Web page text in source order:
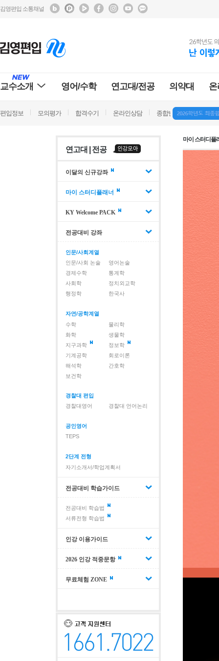
김영편입 소통채널
교수소개 영어/수학 연고대/전공 의약대
편입정보 모의평가 합격수기 온라인상담 종합반 방문상담
연고대 | 전공
이달의 신규강좌
마이 스터디플래너
KY Welcome PACK
전공대비 강좌
인문/사회계열
인문/사회 논술
영어논술
경제수학
통계학
사회학
정치외교학
행정학
한국사
자연/공학계열
수학
물리학
화학
생물학
지구과학
정보학
기계공학
회로이론
해석학
간호학
보건학
경찰대 편입
경찰대영어
경찰대 언어논리
공인영어
TEPS
2단계 전형
자기소개서/학업계획서
전공대비 학습가이드
전공대비 학습법
서류전형 학습법
인강 이용가이드
2026 인강 적중문항
무료체험 ZONE
마이 스터디플